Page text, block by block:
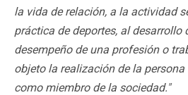
la vida de relación, a la actividad
práctica de deportes, al
desempeño de una profesión o
objeto la realización de la
como miembro de la sociedad."